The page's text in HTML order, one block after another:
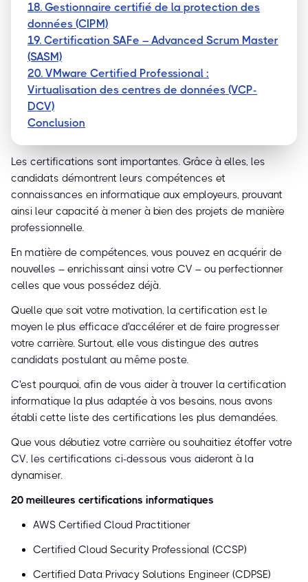
18. Gestionnaire certifié de la protection des
données (CIPM)
19. Certification SAFe – Advanced Scrum Master
(SASM)
20. VMware Certified Professional :
Virtualisation des centres de données (VCP-
DCV)
Conclusion
Les certifications sont importantes. Grâce à elles, les
candidats démontrent leurs compétences et
connaissances en informatique aux employeurs, prouvant
ainsi leur capacité à mener à bien des projets de manière
professionnelle.
En matière de compétences, vous pouvez en acquérir de
nouvelles – enrichissant ainsi votre CV – ou perfectionner
celles que vous possédez déjà.
Quelle que soit votre motivation, la certification est le
moyen le plus efficace d'accélérer et de faire progresser
votre carrière. Surtout, elle vous distingue des autres
candidats postulant au même poste.
C'est pourquoi, afin de vous aider à trouver la certification
informatique la plus adaptée à vos besoins, nous avons
établi cette liste des certifications les plus demandées.
Que vous débutiez votre carrière ou souhaitiez étoffer votre
CV, les certifications ci-dessous vous aideront à la
dynamiser.
20 meilleures certifications informatiques
AWS Certified Cloud Practitioner
Certified Cloud Security Professional (CCSP)
Certified Data Privacy Solutions Engineer (CDPSE)